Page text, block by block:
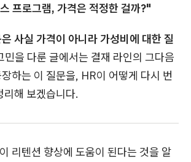
프로그램, 가격은 적정한 걸까?"
사실 가격이 아니라 가성비에 대한 질
민을 다룬 글에서는 결재 라인의 그다음
하는 이 질문을, HR이 어떻게 다시 번
리해 보겠습니다.
리텐션 향상에 도움이 된다는 것을 알